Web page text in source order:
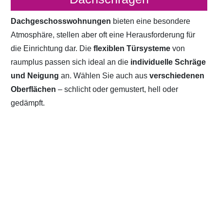
Dachgeschosswohnungen bieten eine besondere
Atmosphäre, stellen aber oft eine Herausforderung für
die Einrichtung dar. Dieflexiblen Türsystemevon
raumplus passen sich ideal an die individuelle Schräge
und Neigung an. Wählen Sie auch ausverschiedenen
Oberflächen – schlicht oder gemustert, hell oder
gedämpft.